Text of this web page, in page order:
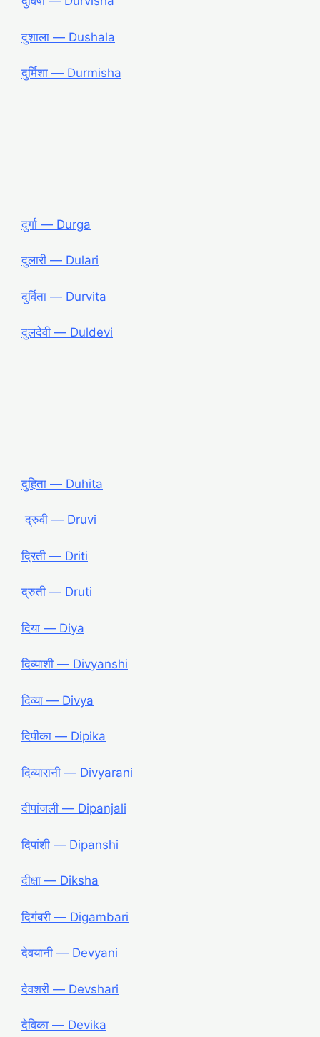
दुशाला ― Dushala
दुर्मिशा ― Durmisha
दुर्गा ― Durga
दुलारी ― Dulari
दुर्विता ― Durvita
दुलदेवी ― Duldevi
दुहिता ― Duhita
द्रुवी ― Druvi
द्रिती ― Driti
द्रुती ― Druti
दिया ― Diya
दिव्याशी ― Divyanshi
दिव्या ― Divya
दिपीका ― Dipika
दिव्यारानी ― Divyarani
दीपांजली ― Dipanjali
दिपांशी ― Dipanshi
दीक्षा ― Diksha
दिगंबरी ― Digambari
देवयानी ― Devyani
देवशरी ― Devshari
देविका ― Devika